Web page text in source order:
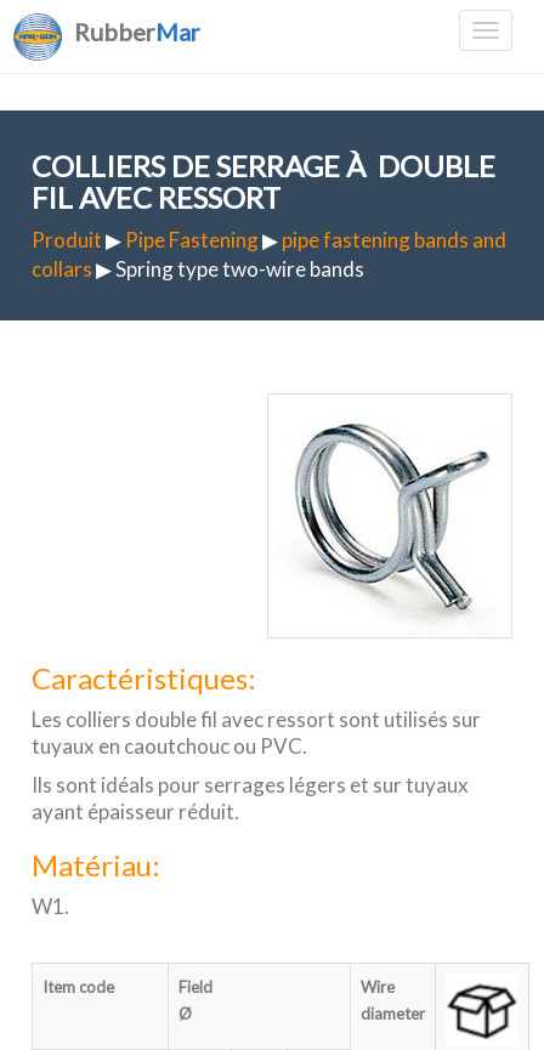
RubberMar
COLLIERS DE SERRAGE À DOUBLE
FIL AVEC RESSORT
Produit▶ Pipe Fastening▶pipe fastening bands and
collars▶ Spring type two-wire bands
Caractéristiques:
Les colliers double fil avec ressort sont utilisés sur
tuyaux en caoutchouc ou PVC.
Ils sont idéals pour serrages légers et sur tuyaux
ayant épaisseur réduit.
Matériau:
W1.
Item code
Field
Ø
Wire
diameter